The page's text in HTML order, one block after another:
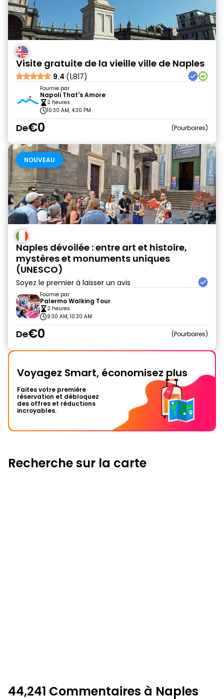
Visite gratuite de la vieille ville de Naples
9.4 (1,817)
Fournie par
Napoli That's Amore
2 heures
10:30 AM, 4:30 PM
De€0 Pourboires
NOUVEAU
Naples dévoilée : entre art et histoire,
mystères et monuments uniques
(UNESCO)
Soyez le premier à laisser un avis
Fournie par
Palermo Walking Tour
2 heures
9:30 AM, 10:30 AM
De€0 Pourboires
Voyagez Smart, économisez plus
Faites votre première
réservation et débloquez
des offres et réductions
incroyables.
Recherche sur la carte
44,241 Commentaires à Naples